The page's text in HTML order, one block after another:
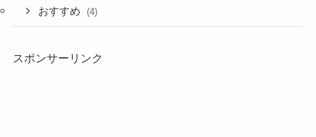
おすすめ (4)
スポンサーリンク